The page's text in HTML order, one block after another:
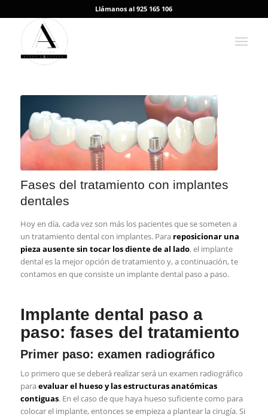
Llámanos al 925 165 106
Fases del tratamiento con implantes
dentales
Hoy en día, cada vez son más los pacientes que se someten a
un tratamiento dental con implantes. Para reposicionar una
pieza ausente sin tocar los diente de al lado, el implante
dental es la mejor opción de tratamiento y, a continuación, te
contamos en que consiste un implante dental paso a paso.
Implante dental paso a
paso: fases del tratamiento
Primer paso: examen radiográfico
Lo primero que se deberá realizar será un examen radiográfico
paraevaluar el hueso y las estructuras anatómicas
contiguas. En el caso de que haya hueso suficiente como para
colocar el implante, entonces se empieza a plantear la cirugía. Si